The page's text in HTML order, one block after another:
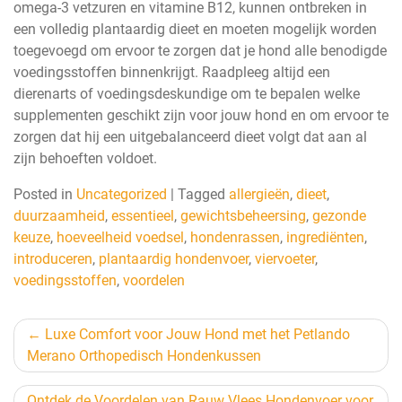
omega-3 vetzuren en vitamine B12, kunnen ontbreken in
een volledig plantaardig dieet en moeten mogelijk worden
toegevoegd om ervoor te zorgen dat je hond alle benodigde
voedingsstoffen binnenkrijgt. Raadpleeg altijd een
dierenarts of voedingsdeskundige om te bepalen welke
supplementen geschikt zijn voor jouw hond en om ervoor te
zorgen dat hij een uitgebalanceerd dieet volgt dat aan al
zijn behoeften voldoet.
Posted in Uncategorized | Tagged allergieën, dieet,
duurzaamheid, essentieel, gewichtsbeheersing, gezonde
keuze, hoeveelheid voedsel, hondenrassen, ingrediënten,
introduceren, plantaardig hondenvoer, viervoeter,
voedingsstoffen, voordelen
Berichtnavigatie
Luxe Comfort voor Jouw Hond met het Petlando
Merano Orthopedisch Hondenkussen